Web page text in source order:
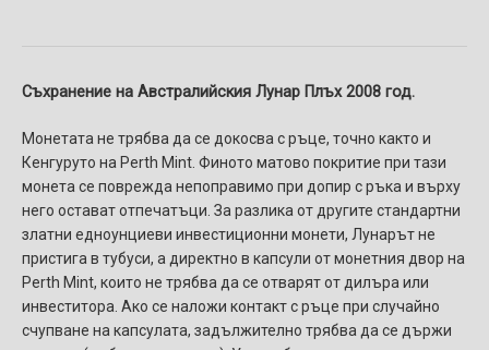
Съхранение на Австралийския Лунар Плъх 2008 год.
Монетата не трябва да се докосва с ръце, точно както и
Кенгуруто на Perth Mint. Финото матово покритие при тази
монета се поврежда непоправимо при допир с ръка и върху
него остават отпечатъци. За разлика от другите стандартни
златни едноунциеви инвестиционни монети, Лунарът не
пристига в тубуси, а директно в капсули от монетния двор на
Perth Mint, които не трябва да се отварят oт дилъра или
инвеститора. Ако се наложи контакт с ръце при случайно
счупване на капсулата, задължително трябва да се държи